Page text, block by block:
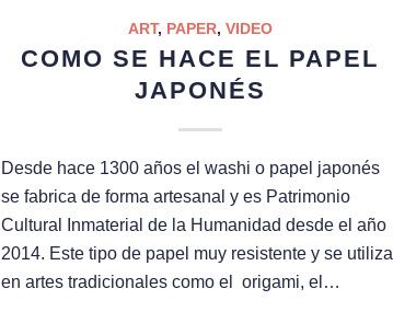
ART, PAPER, VIDEO
COMO SE HACE EL PAPEL
JAPONÉS
Desde hace 1300 años el washi o papel japonés
se fabrica de forma artesanal y es Patrimonio
Cultural Inmaterial de la Humanidad desde el año
2014. Este tipo de papel muy resistente y se utiliza
en artes tradicionales como el origami, el…